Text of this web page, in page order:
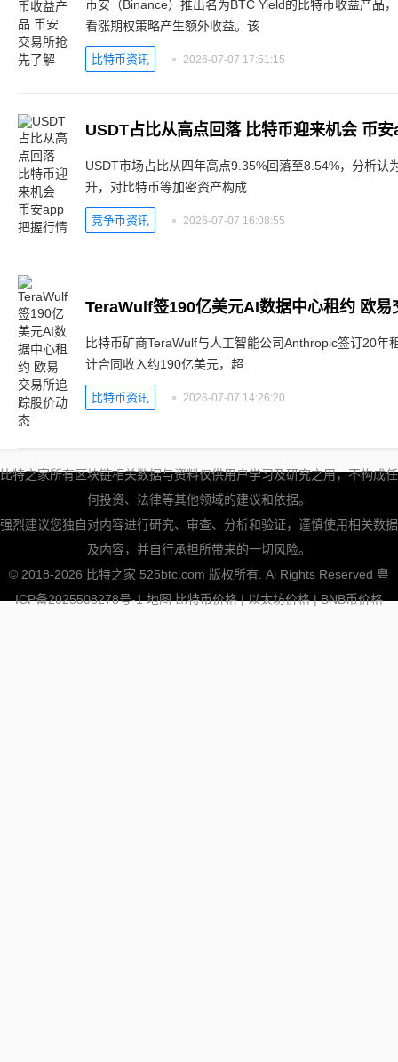
币安（Binance）推出名为BTC Yield的比特币收益产品
看涨期权策略产生额外收益。该
比特币资讯 2026-07-07 17:51:15
USDT占比从高点回落 比特币迎来机会 币
USDT市场占比从四年高点9.35%回落至8.54%，分析认
升，对比特币等加密资产构成
竞争币资讯 2026-07-07 16:08:55
TeraWulf签190亿美元AI数据中心租约 欧易
比特币矿商TeraWulf与人工智能公司Anthropic签订20年
计合同收入约190亿美元，超
比特币资讯 2026-07-07 14:26:20
比特之家所有区块链相关数据与资料仅供用户学习及研究之用，不构成任
何投资、法律等其他领域的建议和依据。
强烈建议您独自对内容进行研究、审查、分析和验证，谨慎使用相关数据
及内容，并自行承担所带来的一切风险。
© 2018-2026 比特之家 525btc.com 版权所有. Al Rights Reserved 粤
ICP备2025508278号-1 地图 比特币价格|以太坊价格|BNB币价格